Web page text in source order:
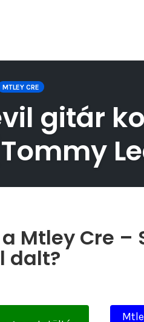
MTLEY CRE
gitár
Mtley Cre –
dalt?